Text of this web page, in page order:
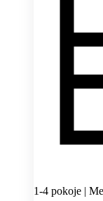
1-4 pokoje |